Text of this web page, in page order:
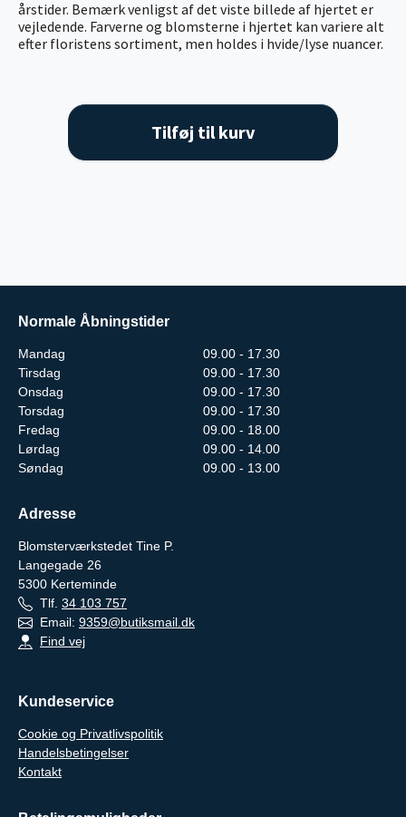
årstider. Bemærk venligst af det viste billede af hjertet er
vejledende. Farverne og blomsterne i hjertet kan variere alt
efter floristens sortiment, men holdes i hvide/lyse nuancer.
Tilføj til kurv
Normale Åbningstider
Mandag
09.00 - 17.30
Tirsdag
09.00 - 17.30
Onsdag
09.00 - 17.30
Torsdag
09.00 - 17.30
Fredag
09.00 - 18.00
Lørdag
09.00 - 14.00
Søndag
09.00 - 13.00
Adresse
Blomsterværkstedet Tine P.
Langegade 26
5300 Kerteminde
Tlf. 34 103 757
Email: 9359@butiksmail.dk
Find vej
Kundeservice
Cookie og Privatlivspolitik
Handelsbetingelser
Kontakt